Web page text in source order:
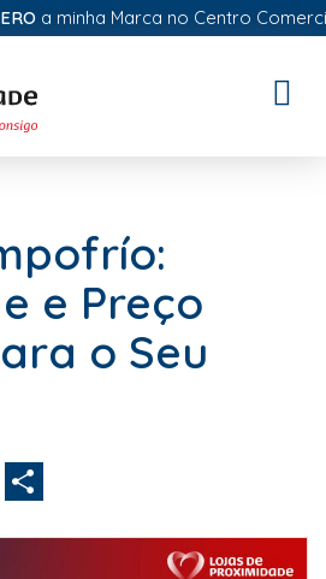
a minha Marca no Centro Comercial
e Preço
o Seu
WhatsApp